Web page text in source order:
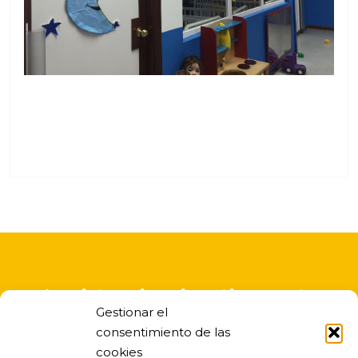
Gestionar el
consentimiento de las
cookies
A asistencia educativa nesta
escola infantil é gratuita